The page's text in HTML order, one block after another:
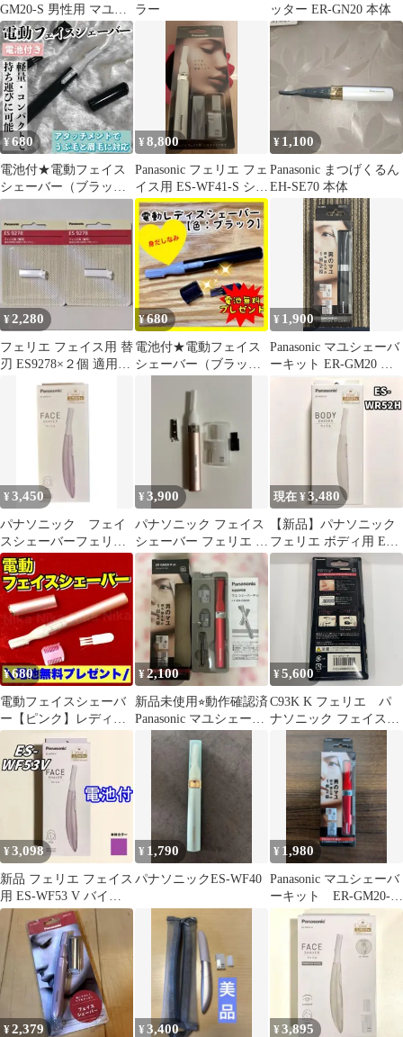
GM20-S 男性用 マユシ
ェーバーキット シルバ
ー
ラー
ッター ER-GN20 本体
¥680
電池付★電動フェイス
シェーバー（ブラッ
ク）眉毛/まゆ毛/うぶ
毛/ムダ毛/鼻毛
¥8,800
Panasonic フェリエ フェ
イス用 ES-WF41-S シル
バー
¥ 1,100
Panasonic まつげくるん
EH-SE70 本体
¥2,280
フェリエ フェイス用 替
刃 ES9278×２個 適用品
番ES-WF41/WF40
¥680
電池付★電動フェイス
シェーバー（ブラッ
¥ 1,900
Panasonic マユシェーバ
ーキット ER-GM20 本
¥3,450
パナソニック フェイ
スシェーバーフェリエ
ES-WF53-V バイオレッ
ト
¥3,900
パナソニック フェイス
シェーバー フェリエ ウ
ブ毛 眉毛 ES-WF41-P
現在 ¥3,480
【新品】パナソニック
フェリエ ボディ用 ES-
WR52 H グレー
¥680
電動フェイスシェーバ
ー【ピンク】レディス
眉毛 産毛 トリマー ム
ダ毛処理
¥2,100
新品未使用⭐︎動作確認済
Panasonic マユシェーバ
ーER-GM20-R
¥5,600
C93K K フェリエ パ
ナソニック フェイスシ
ェーバー ウブ毛 眉毛
ES-WF41-P
¥3,098
新品 フェリエ フェイス
用 ES-WF53 V バイオ
レット パナソニック電
池付
¥ 1,790
パナソニックES-WF40
¥ 1,980
Panasonic マユシェーバ
ーキット ER-GM20-R
（赤）
¥2,379 ¥3,400 ¥3,895